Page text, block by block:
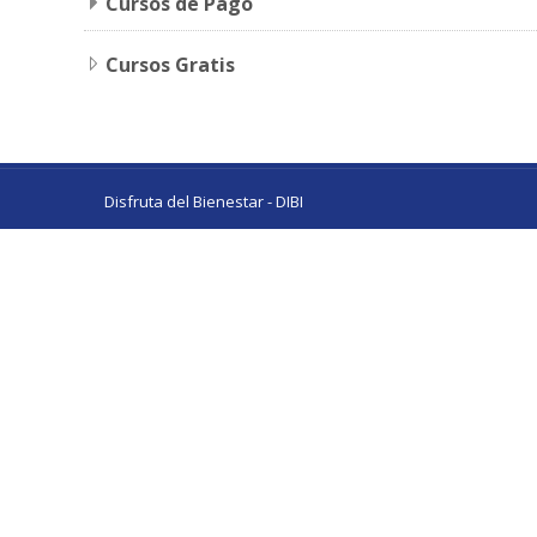
Cursos Gratis
Disfruta del Bienestar - DIBI